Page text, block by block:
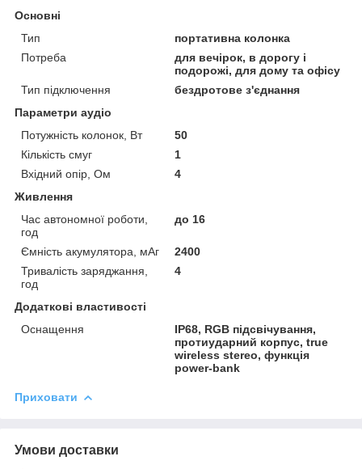
Основні
Тип
портативна колонка
Потреба
для вечірок, в дорогу і
подорожі, для дому та офісу
Тип підключення
бездротове з'єднання
Параметри аудіо
Потужність колонок, Вт
50
Кількість смуг
1
Вхідний опір, Ом
4
Живлення
Час автономної роботи,
год
до 16
Ємність акумулятора, мАг
2400
Тривалість заряджання,
год
4
Додаткові властивості
Оснащення
IP68, RGB підсвічування,
протиударний корпус, true
wireless stereo, функція
power-bank
Приховати
Умови доставки